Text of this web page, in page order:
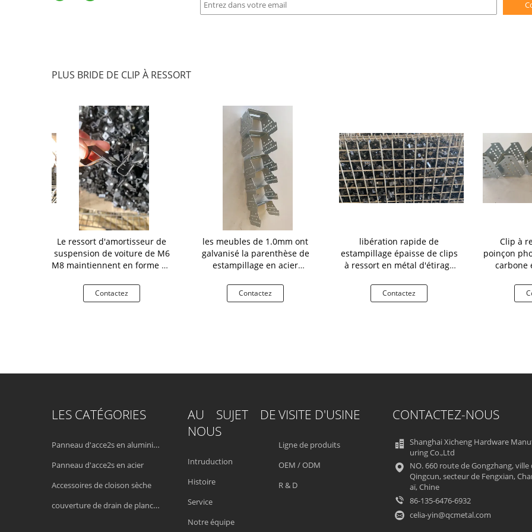
PLUS BRIDE DE CLIP À RESSORT
Le ressort d'amortisseur de
suspension de voiture de M6
M8 maintiennent en forme de
Contactez
les meubles de 1.0mm ont
galvanisé la parenthèse de
estampillage en acier
Contactez
libération rapide de
estampillage épaisse de clips
à ressort en métal d'étirage
Contactez
Clip à
poinçon
carbone
LES CATÉGORIES
Panneau d'acce2s en aluminium
Panneau d'acce2s en acier
Accessoires de cloison sèche
couverture de drain de plancher
AU SUJET DE
NOUS
Intruduction
Histoire
Service
Notre équipe
VISITE D'USINE
Ligne de produits
OEM / ODM
R & D
CONTACTEZ-NOUS
Shanghai Xicheng Hardware
uring Co.,Ltd
NO. 660 route de Gongzhang, ville
Qingcun, secteur de Fengxian,
aï, Chine
86-135-6476-6932
celia-yin@qcmetal.com